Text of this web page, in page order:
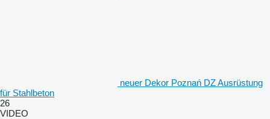
neuer Dekor Poznań DZ Ausrüstung
für Stahlbeton
26
VIDEO